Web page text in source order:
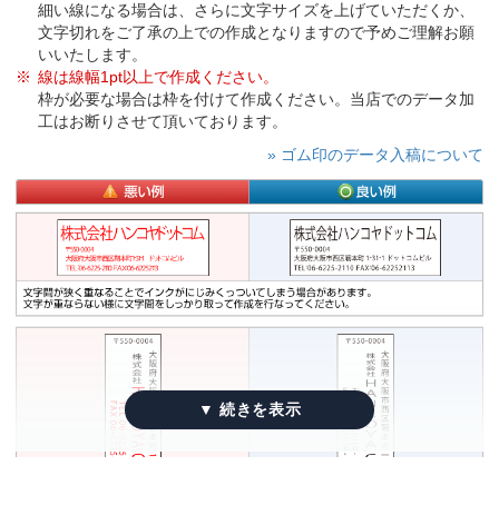
細い線になる場合は、さらに文字サイズを上げていただくか、
文字切れをご了承の上での作成となりますので予めご理解お願
いいたします。
線は線幅1pt以上で作成ください。
枠が必要な場合は枠を付けて作成ください。当店でのデータ加
工はお断りさせて頂いております。
» ゴム印のデータ入稿について